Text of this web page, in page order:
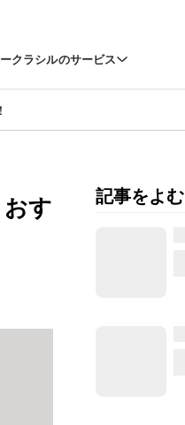
クラシルのサービス
す
記事をよむ